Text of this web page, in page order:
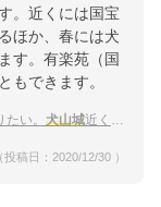
。近くには国宝
ほか、春には犬
す。有楽苑（国
もできます。
い。 犬山城近くの宿は？
稿日：2020/12/30 ）